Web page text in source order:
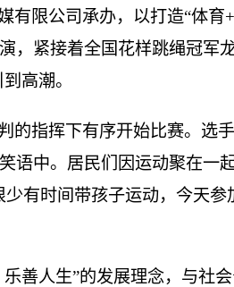
有限公司承办，以打造“体
，紧接着全国花样跳绳冠
高潮。
的指挥下有序开始比赛。
语中。居民们因运动聚在
有时间带孩子运动，今天
善人生”的发展理念，与社